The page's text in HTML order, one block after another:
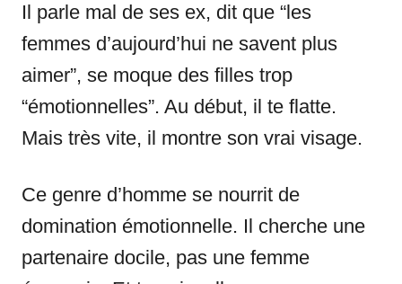
Il parle mal de ses ex, dit que “les
femmes d’aujourd’hui ne savent plus
aimer”, se moque des filles trop
“émotionnelles”. Au début, il te flatte.
Mais très vite, il montre son vrai visage.
Ce genre d’homme se nourrit de
domination émotionnelle. Il cherche une
partenaire docile, pas une femme